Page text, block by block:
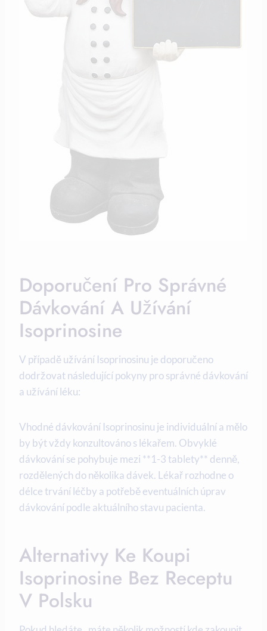
Doporučení Pro Správné
Dávkování A Užívání
Isoprinosine
V případě užívání Isoprinosinu je doporučeno
dodržovat následující pokyny pro správné dávkování
a užívání léku:
Vhodné dávkování Isoprinosinu je individuální a mělo
by být vždy konzultováno s lékařem. Obvyklé
dávkování se pohybuje mezi **1-3 tablety** denně,
rozdělených do několika dávek. Lékař rozhodne o
délce trvání léčby a potřebě eventuálních úprav
dávkování podle aktuálního stavu pacienta.
Alternativy Ke Koupi
Isoprinosine Bez Receptu
V Polsku